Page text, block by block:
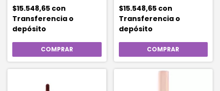
$15.548,65 con
Transferencia o
depósito
$15.548,65 con
Transferencia o
depósito